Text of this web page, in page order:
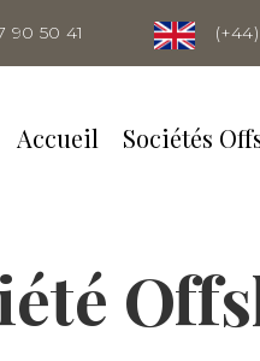
90 50 41
Accueil Sociétés